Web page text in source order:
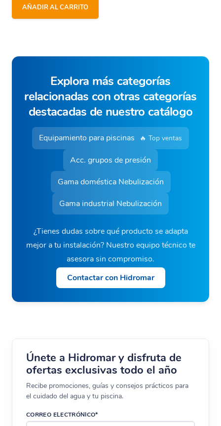
AÑADIR AL CARRITO
Explora más categorías
relacionadas con otras categorías
destacadas de nuestro catálogo
Equipamiento para piscinas 🔥 Top ventas
Acc. grupos de presión
Gama doméstica Nebulización
Gama industrial Nebulización
¿Tienes dudas sobre qué producto se adapta
mejor a tu instalación? Nuestro equipo técnico te
asesora sin compromiso.
Contactar con Hidromar
Únete a Hidromar y disfruta de
ofertas exclusivas todo el año
Recibe promociones, guías y consejos prácticos para
el cuidado del agua y tu piscina.
CORREO ELECTRÓNICO*